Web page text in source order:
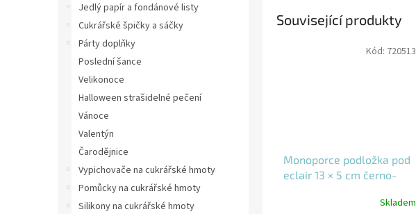
Jedlý papír a fondánové listy
Cukrářské špičky a sáčky
Párty doplňky
Poslední šance
Velikonoce
Halloween strašidelné pečení
Vánoce
Valentýn
Čarodějnice
Vypichovače na cukrářské hmoty
Pomůcky na cukrářské hmoty
Silikony na cukrářské hmoty
Související produkty
Monoporce podložka pod
eclair 13 × 5 cm černo-
Skladem
Kód: 720513